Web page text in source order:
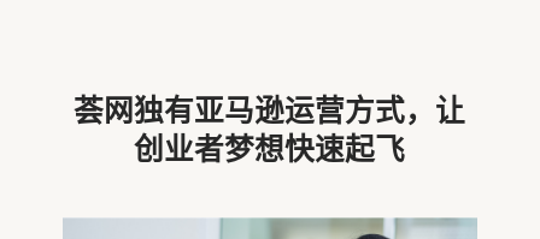
荟网独有亚马逊运营方式，让
创业者梦想快速起飞